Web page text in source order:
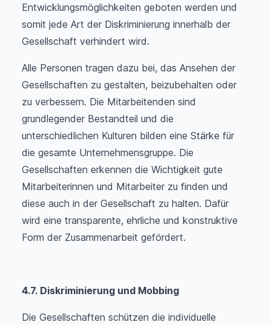
Entwicklungsmöglichkeiten geboten werden und
somit jede Art der Diskriminierung innerhalb der
Gesellschaft verhindert wird.
Alle Personen tragen dazu bei, das Ansehen der
Gesellschaften zu gestalten, beizubehalten oder
zu verbessern. Die Mitarbeitenden sind
grundlegender Bestandteil und die
unterschiedlichen Kulturen bilden eine Stärke für
die gesamte Unternehmensgruppe. Die
Gesellschaften erkennen die Wichtigkeit gute
Mitarbeiterinnen und Mitarbeiter zu finden und
diese auch in der Gesellschaft zu halten. Dafür
wird eine transparente, ehrliche und konstruktive
Form der Zusammenarbeit gefördert.
4.7. Diskriminierung und Mobbing
Die Gesellschaften schützen die individuelle